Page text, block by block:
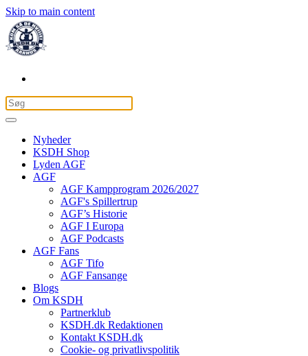
Skip to main content
Nyheder
KSDH Shop
Lyden AGF
AGF
AGF Kampprogram 2026/2027
AGF's Spillertrup
AGF’s Historie
AGF I Europa
AGF Podcasts
AGF Fans
AGF Tifo
AGF Fansange
Blogs
Om KSDH
Partnerklub
KSDH.dk Redaktionen
Kontakt KSDH.dk
Cookie- og privatlivspolitik